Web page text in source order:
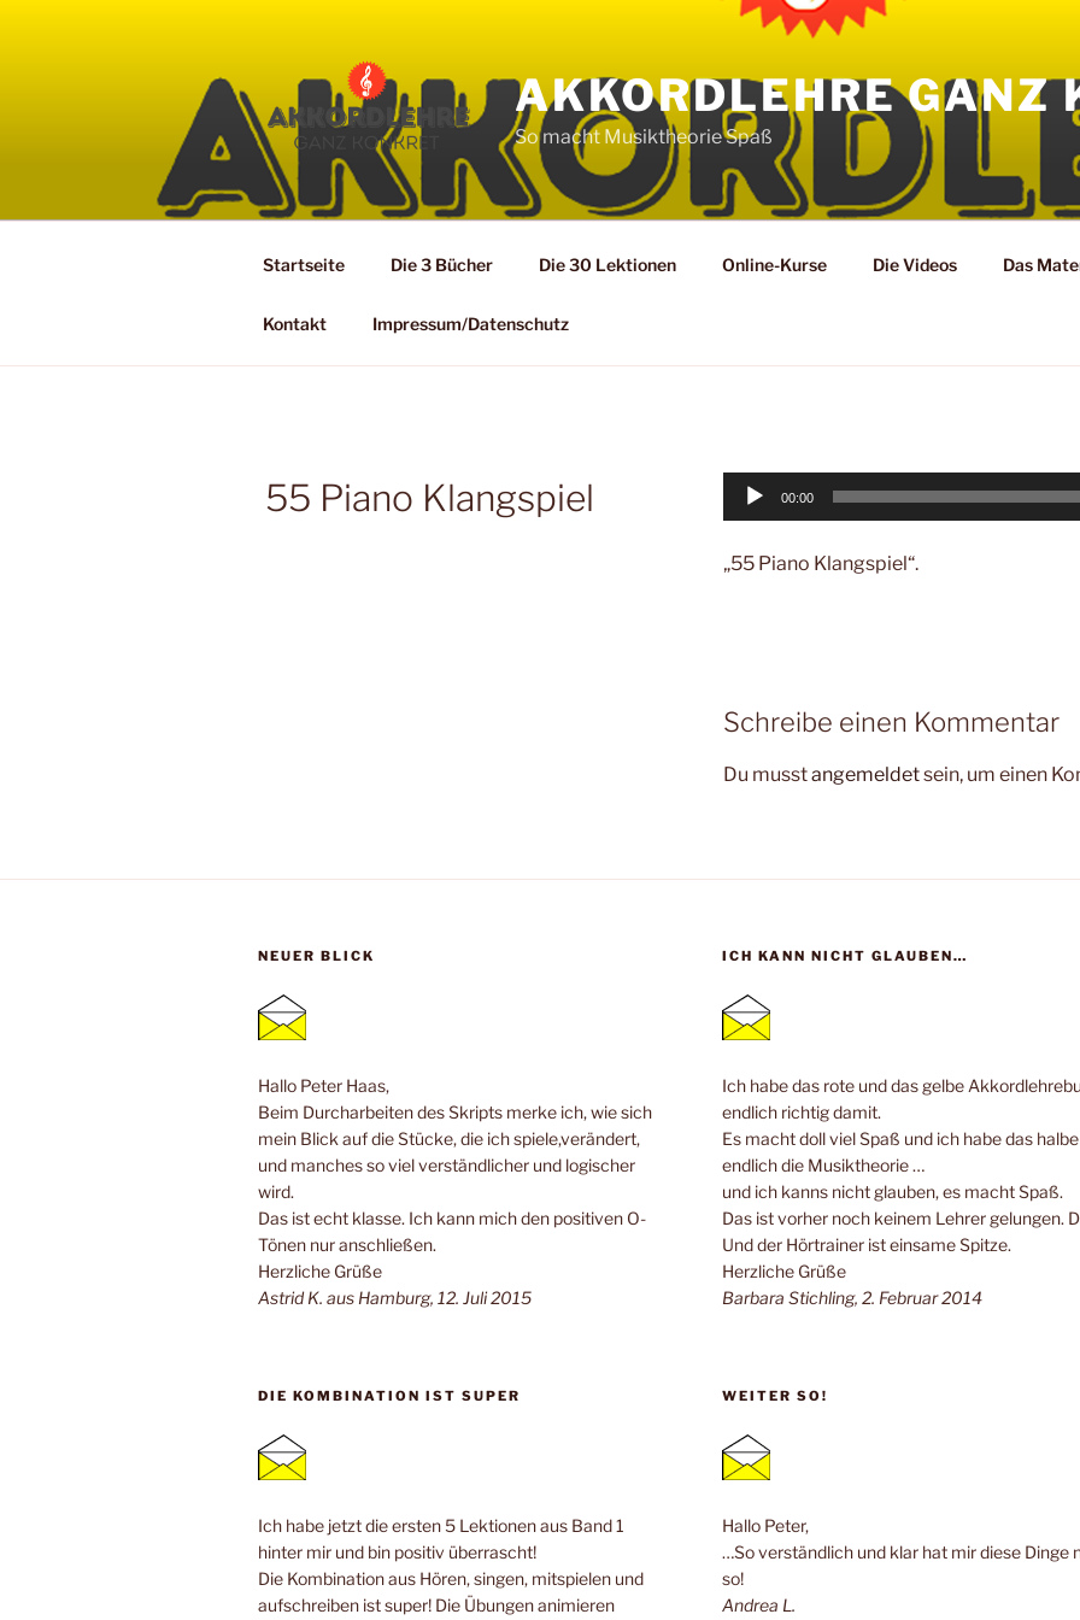
AKKORDLEHRE GANZ
So macht Musiktheorie Spaß
Startseite Die 3 Bücher Die 30 Lektionen Online-Kurse Die Videos Das
Kontakt Impressum/Datenschutz
55 Piano Klangspiel
Audio-
00:00
„55 Piano Klangspiel“.
Schreibe einen Kommentar
Du musstangemeldetsein, um einen
NEUER BLICK
Hallo Peter Haas,
Beim Durcharbeiten des Skripts merke ich, wie sich
mein Blick auf die Stücke, die ich spiele,verändert,
und manches so viel verständlicher und logischer
wird.
Das ist echt klasse. Ich kann mich den positiven O-
Tönen nur anschließen.
Herzliche Grüße
Astrid K. aus Hamburg, 12. Juli 2015
DIE KOMBINATION IST SUPER
Ich habe jetzt die ersten 5 Lektionen aus Band 1
hinter mir und bin positiv überrascht!
Die Kombination aus Hören, singen, mitspielen und
aufschreiben ist super! Die Übungen animieren
ICH KANN NICHT GLAUBEN…
Ich habe das rote und das gelbe
endlich richtig damit.
Es macht doll viel Spaß und ich habe das
endlich die Musiktheorie …
und ich kanns nicht glauben, es macht Spaß.
Das ist vorher noch keinem Lehrer gelungen.
Und der Hörtrainer ist einsame Spitze.
Herzliche Grüße
Barbara Stichling, 2. Februar 2014
WEITER SO!
Hallo Peter,
…So verständlich und klar hat mir diese Dinge
so!
Andrea L.